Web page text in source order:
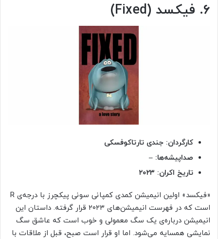
۶. فیکسد (Fixed)
کارگردان: جندی تارتاکوفسکی
صداپیشه‌ها: –
تاریخ اکران: ۲۰۲۳
«فیکسد» اولین انیمیشن کمدی کمپانی سونی پیکچرز با درجه‌ی R
است که در فهرست انیمیشن‌های ۲۰۲۳ قرار گرفته. داستان این
انیمیشن درباره‌ی یک سگ معمولی و خوب است که عاشق سگ
نمایشی همسایه می‌شود. اما او قرار است صبح، قبل از ملاقات با